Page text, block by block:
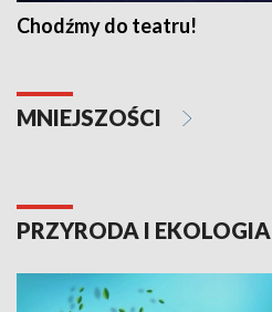
Chodźmy do teatru!
MNIEJSZOŚCI
PRZYRODA I EKOLOGIA